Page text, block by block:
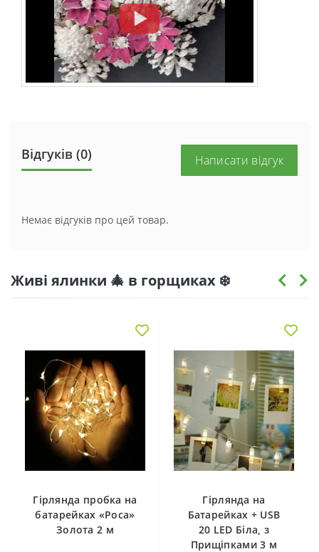
Відгуків (0) Написати відгук
Немає відгуків про цей товар.
Живі ялинки 🎄 в горщиках ❄️
Гірлянда пробка на
батарейках «Роса»
Золота 2 м
Гірлянда на
Батарейках + USB
20 LED Біла, з
Прищіпками 3 м